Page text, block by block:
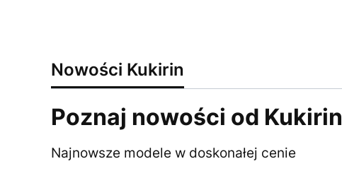
Nowości Kukirin
Poznaj nowości od Kukirin
Najnowsze modele w doskonałej cenie